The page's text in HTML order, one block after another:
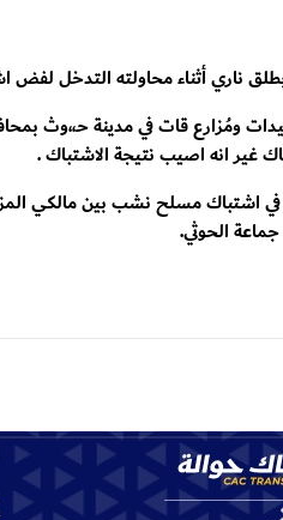
ناري أثناء محاولته التدخل
ومُزارع قات في مدينة حـ،،وث
انه اصيب نتيجة الاشتباك .
في اشتباك مسلح نشب بين مالكي
الحوثي.